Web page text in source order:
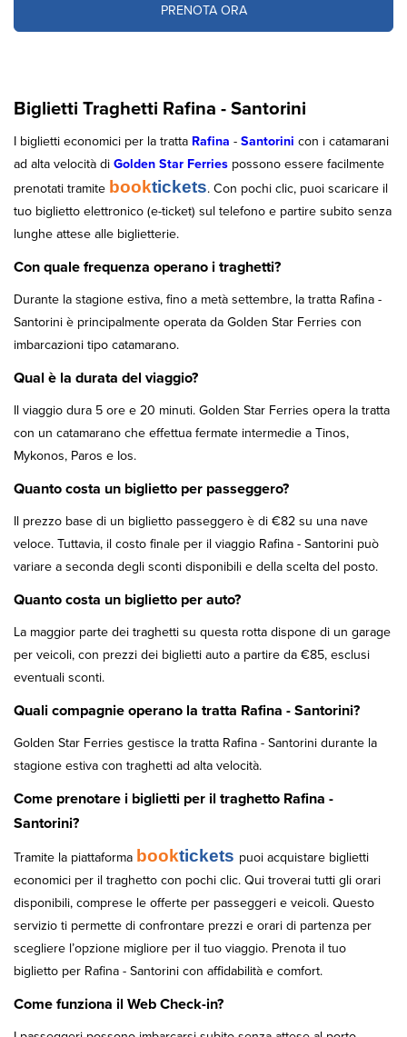
PRENOTA ORA
Biglietti Traghetti Rafina - Santorini
I biglietti economici per la tratta Rafina - Santorini con i catamarani
ad alta velocità di Golden Star Ferries possono essere facilmente
prenotati tramite booktickets. Con pochi clic, puoi scaricare il
tuo biglietto elettronico (e-ticket) sul telefono e partire subito senza
lunghe attese alle biglietterie.
Con quale frequenza operano i traghetti?
Durante la stagione estiva, fino a metà settembre, la tratta Rafina -
Santorini è principalmente operata da Golden Star Ferries con
imbarcazioni tipo catamarano.
Qual è la durata del viaggio?
Il viaggio dura 5 ore e 20 minuti. Golden Star Ferries opera la tratta
con un catamarano che effettua fermate intermedie a Tinos,
Mykonos, Paros e Ios.
Quanto costa un biglietto per passeggero?
Il prezzo base di un biglietto passeggero è di €82 su una nave
veloce. Tuttavia, il costo finale per il viaggio Rafina - Santorini può
variare a seconda degli sconti disponibili e della scelta del posto.
Quanto costa un biglietto per auto?
La maggior parte dei traghetti su questa rotta dispone di un garage
per veicoli, con prezzi dei biglietti auto a partire da €85, esclusi
eventuali sconti.
Quali compagnie operano la tratta Rafina - Santorini?
Golden Star Ferries gestisce la tratta Rafina - Santorini durante la
stagione estiva con traghetti ad alta velocità.
Come prenotare i biglietti per il traghetto Rafina -
Santorini?
Tramite la piattaforma booktickets puoi acquistare biglietti
economici per il traghetto con pochi clic. Qui troverai tutti gli orari
disponibili, comprese le offerte per passeggeri e veicoli. Questo
servizio ti permette di confrontare prezzi e orari di partenza per
scegliere l’opzione migliore per il tuo viaggio. Prenota il tuo
biglietto per Rafina - Santorini con affidabilità e comfort.
Come funziona il Web Check-in?